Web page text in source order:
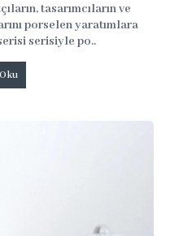
tasarımcıların ve
porselen yaratımlara
serisiyle po..